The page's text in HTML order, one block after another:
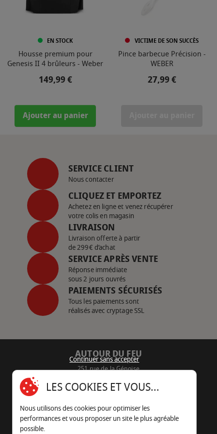
EN STOCK
Housse premium pour
Genesis II 4 brûleurs - Weber
Prix
149,99 €
Ajouter au panier
VICTIME DE SON SUCCÈS
Pince barbecue Précision -
WEBER
Prix
27,99 €
SERVICE CLIENT
Nous contacter
CLIQUEZ ET EMPORTEZ
Achetez en ligne et venez récupérer
votre colis en magasin
LIVRAISON
Livraison offerte à partir
de 299€ d’achat
SERVICE APRÈS VENTE
Réponse immédiate
sous 2 jours ouvrés
PAIEMENTS SÉCURISÉS
Tous les paiements sont
réalisés avec cryptage SSL
AUTOUR DU FEU
251 rue de la Génoise
05 45 22 98 09
Nous envoyer un e-mail
Continuer sans accepter
LES COOKIES ET VOUS...
Nous utilisons des cookies pour optimiser les
performances et vous proposer un site le plus agréable
possible.